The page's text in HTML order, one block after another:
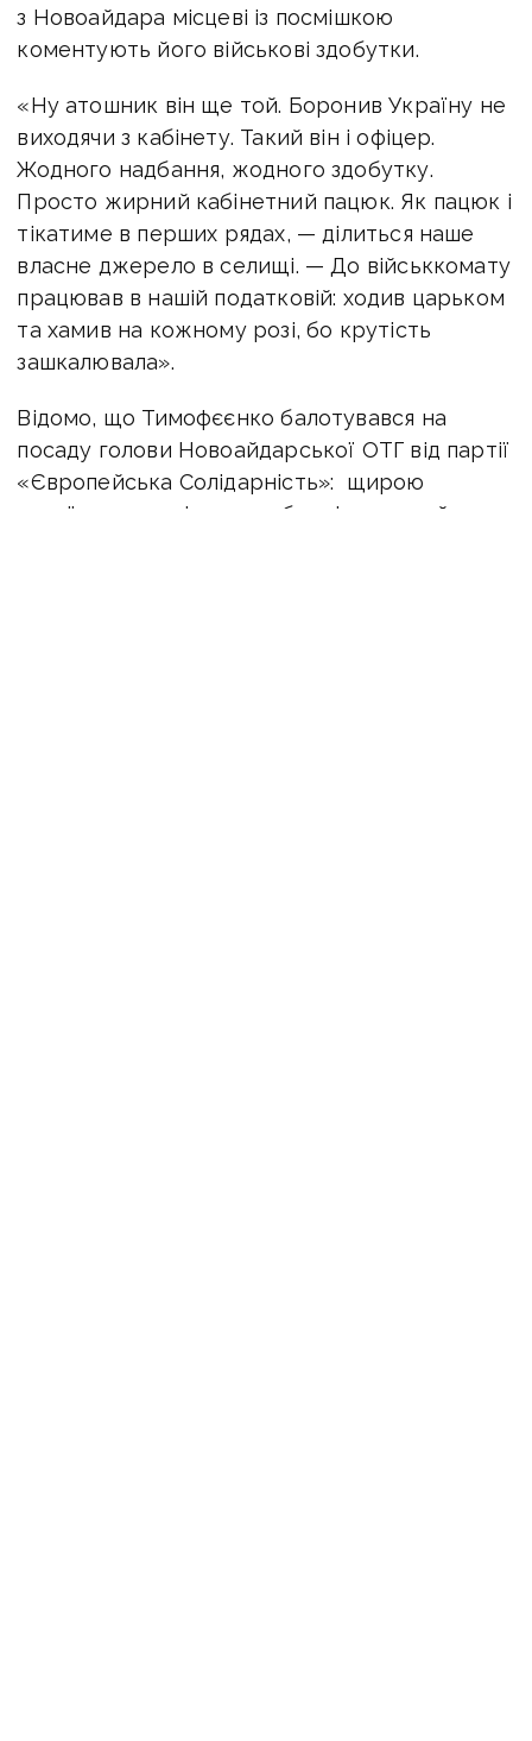
з Новоайдара місцеві із посмішкою
коментують його військові здобутки.
«Ну атошник він ще той. Боронив Україну не
виходячи з кабінету. Такий він і офіцер.
Жодного надбання, жодного здобутку.
Просто жирний кабінетний пацюк. Як пацюк і
тікатиме в перших рядах, — ділиться наше
власне джерело в селищі. — До військкомату
працював в нашій податковій: ходив царьком
та хамив на кожному розі, бо крутість
зашкалювала».
Відомо, що Тимофєєнко балотувався на
посаду голови Новоайдарської ОТГ від партії
«Європейська Солідарність»: щирою
українською агітував виборців європейським